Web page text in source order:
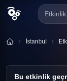
İstanbul
Bu etkinlik